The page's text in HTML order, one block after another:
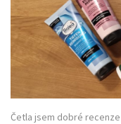
Četla jsem dobré